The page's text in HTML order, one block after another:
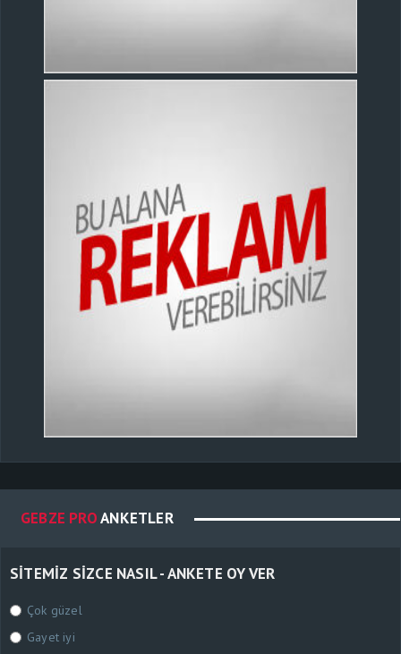
GEBZE PROANKETLER
SITEMIZ SIZCE NASIL - ANKETE OY VER
Çok güzel
Gayet iyi